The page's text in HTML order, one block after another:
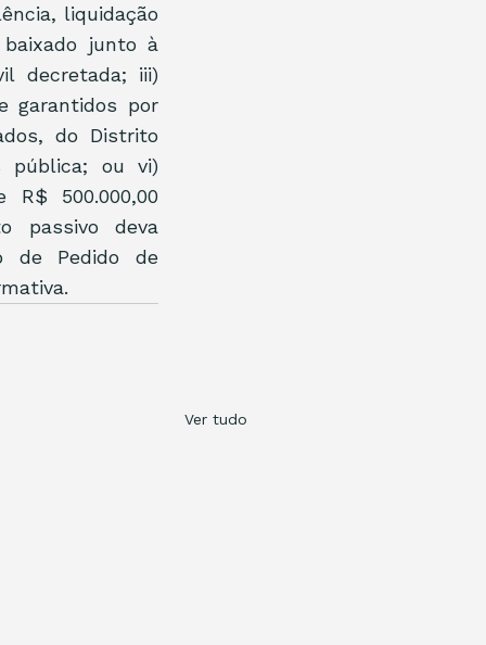
liquidação
junto à
decretada; iii)
garantidos por
do Distrito
pública; ou vi)
500.000,00
passivo deva
de Pedido de
Ver tudo